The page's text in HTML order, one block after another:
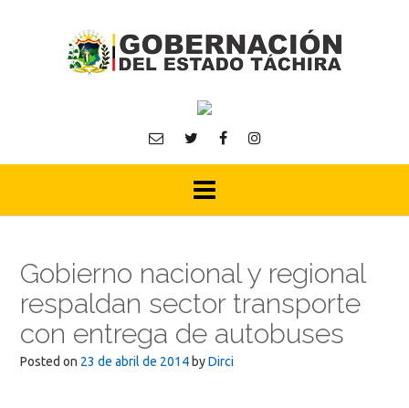
Gobierno nacional y regional
respaldan sector transporte
con entrega de autobuses
Posted on 23 de abril de 2014 byDirci